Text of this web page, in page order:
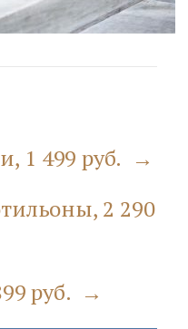
1 499 руб. →
2 290
руб. →